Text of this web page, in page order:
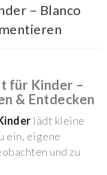
– Blanco
für Kinder –
& Entdecken
lädt kleine
ein, eigene
und zu